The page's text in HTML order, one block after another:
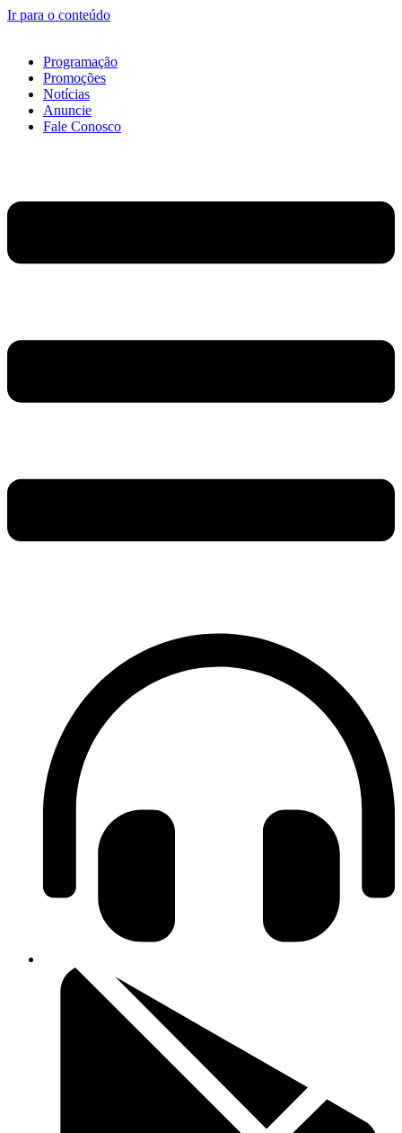
Ir para o conteúdo
Programação
Promoções
Notícias
Anuncie
Fale Conosco